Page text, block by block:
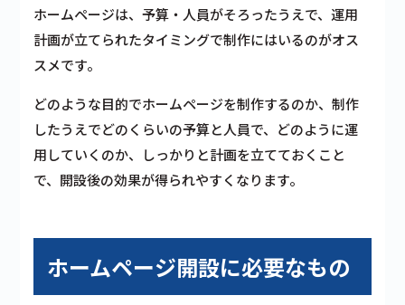
ホームページは、予算・人員がそろったうえで、運用
計画が立てられたタイミングで制作にはいるのがオス
スメです。
どのような目的でホームページを制作するのか、制作
したうえでどのくらいの予算と人員で、どのように運
用していくのか、しっかりと計画を立てておくこと
で、開設後の効果が得られやすくなります。
ホームページ開設に必要なもの